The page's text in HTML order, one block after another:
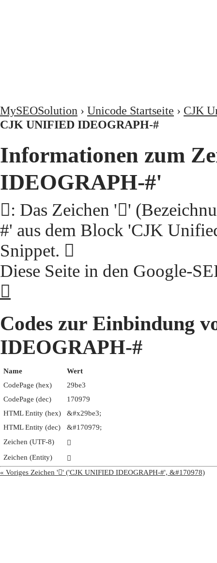
MySEOSolution › Unicode Startseite › CJK
CJK UNIFIED IDEOGRAPH-#
Informationen zum
IDEOGRAPH-#'
𩯣: Das Zeichen '𩯣'
#' aus dem Block 'CJK
Snippet. 𩯣
Diese Seite in den Google-
𩯣
Codes zur Einbindung
IDEOGRAPH-#
Name
Wert
CodePage (hex)
29be3
CodePage (dec)
170979
HTML Entity (hex)
&#x29be3;
HTML Entity (dec)
&#170979;
Zeichen (UTF-8)
𩯣
Zeichen (Entity)
𩯣
« Voriges Zeichen '𩯢' ('CJK UNIFIED IDEOGRAPH-#', &#170978)